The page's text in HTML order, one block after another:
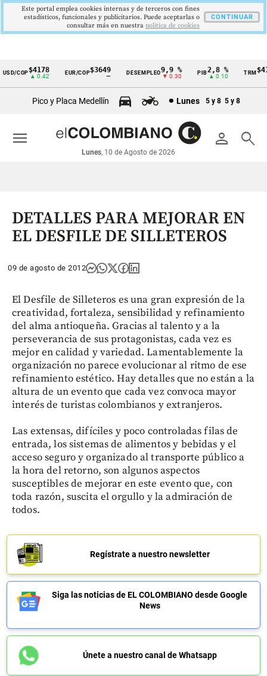
Cintillo
económicos
Colombia
COP$4178
▲ 0.42
EUR/COP$3649 DESEMPLEO 9,9 %
▼ 0.30
PIB2,8 %
▲ 0.10
TRM
Pico y Placa Medellín Lunes 5 y 8 5 y 8
person search
Lunes, 10 de Agosto de 2026
menu
DETALLES PARA MEJORAR EN
EL DESFILE DE SILLETEROS
09 de agosto de 2012
El Desfile de Silleteros es una gran expresión de la
creatividad, fortaleza, sensibilidad y refinamiento
del alma antioqueña. Gracias al talento y a la
perseverancia de sus protagonistas, cada vez es
mejor en calidad y variedad. Lamentablemente la
organización no parece evolucionar al ritmo de ese
refinamiento estético. Hay detalles que no están a la
altura de un evento que cada vez convoca mayor
interés de turistas colombianos y extranjeros.
Las extensas, difíciles y poco controladas filas de
entrada, los sistemas de alimentos y bebidas y el
acceso seguro y organizado al transporte público a
la hora del retorno, son algunos aspectos
susceptibles de mejorar en este evento que, con
toda razón, suscita el orgullo y la admiración de
todos.
Regístrate a nuestro newsletter
Siga las noticias de EL COLOMBIANO desde Google
News
Únete a nuestro canal de Whatsapp
Este portal emplea cookies internas y de terceros con fines
estadísticos, funcionales y publicitarios. Puede aceptarlas o
consultar más en nuestra politica de cookies
CONTINUAR